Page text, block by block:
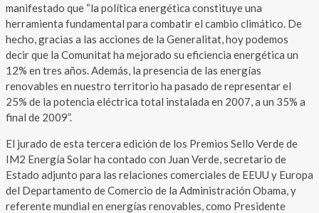
manifestado que “la política energética constituye una
herramienta fundamental para combatir el cambio climático. De
hecho, gracias a las acciones de la Generalitat, hoy podemos
decir que la Comunitat ha mejorado su eficiencia energética un
12% en tres años. Además, la presencia de las energías
renovables en nuestro territorio ha pasado de representar el
25% de la potencia eléctrica total instalada en 2007, a un 35% a
final de 2009”.
El jurado de esta tercera edición de los Premios Sello Verde de
IM2 Energía Solar ha contado con Juan Verde, secretario de
Estado adjunto para las relaciones comerciales de EEUU y Europa
del Departamento de Comercio de la Administración Obama, y
referente mundial en energías renovables, como Presidente